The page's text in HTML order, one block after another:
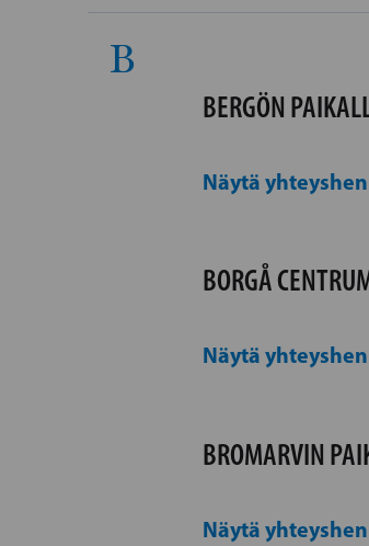
B
BERGÖN
Näytä
BORGÅ
Näytä
BROMARVIN
Näytä